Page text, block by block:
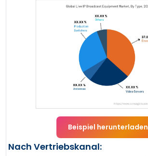
Beispiel herunterladen
Nach Vertriebskanal: